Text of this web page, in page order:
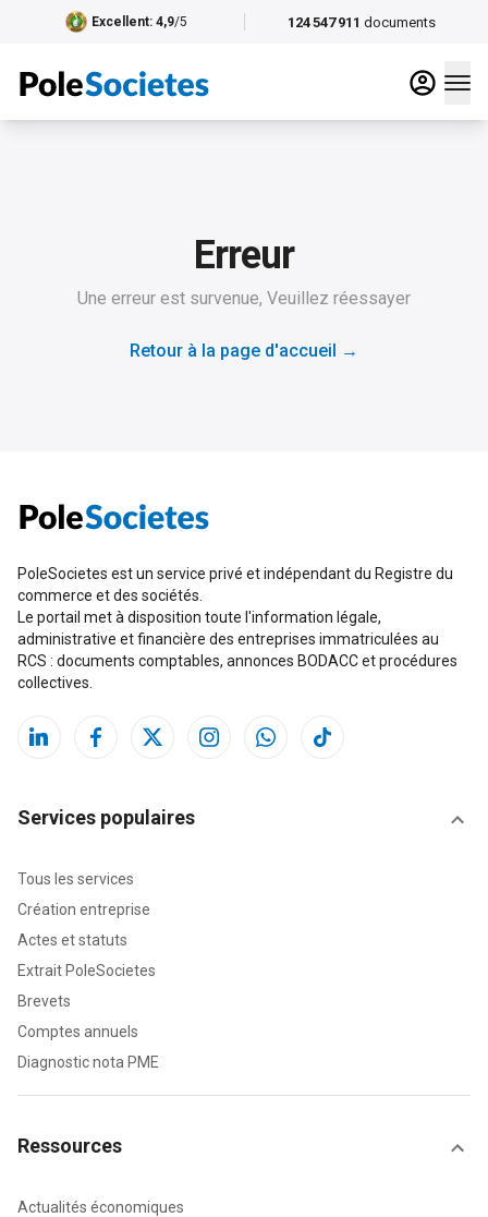
124 547 911 documents
Excellent: 4,9/5
Erreur
Une erreur est survenue, Veuillez réessayer
Retour à la page d'accueil →
PoleSocietes est un service privé et indépendant du Registre du
commerce et des sociétés.
Le portail met à disposition toute l'information légale,
administrative et financière des entreprises immatriculées au
RCS : documents comptables, annonces BODACC et procédures
collectives.
Services populaires
Tous les services
Création entreprise
Actes et statuts
Extrait PoleSocietes
Brevets
Comptes annuels
Diagnostic nota PME
Ressources
Actualités économiques